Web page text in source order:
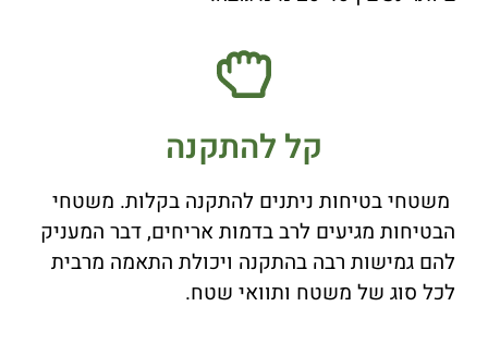
קל להתקנה
משטחי בטיחות ניתנים להתקנה בקלות. משטחי
הבטיחות מגיעים לרב בדמות אריחים, דבר המעניק
להם גמישות רבה בהתקנה ויכולת התאמה מרבית
לכל סוג של משטח ותוואי שטח.